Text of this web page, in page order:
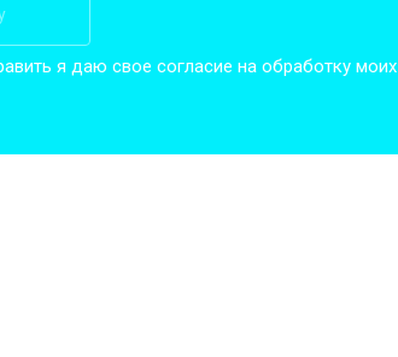
я даю свое согласие на обработку моих